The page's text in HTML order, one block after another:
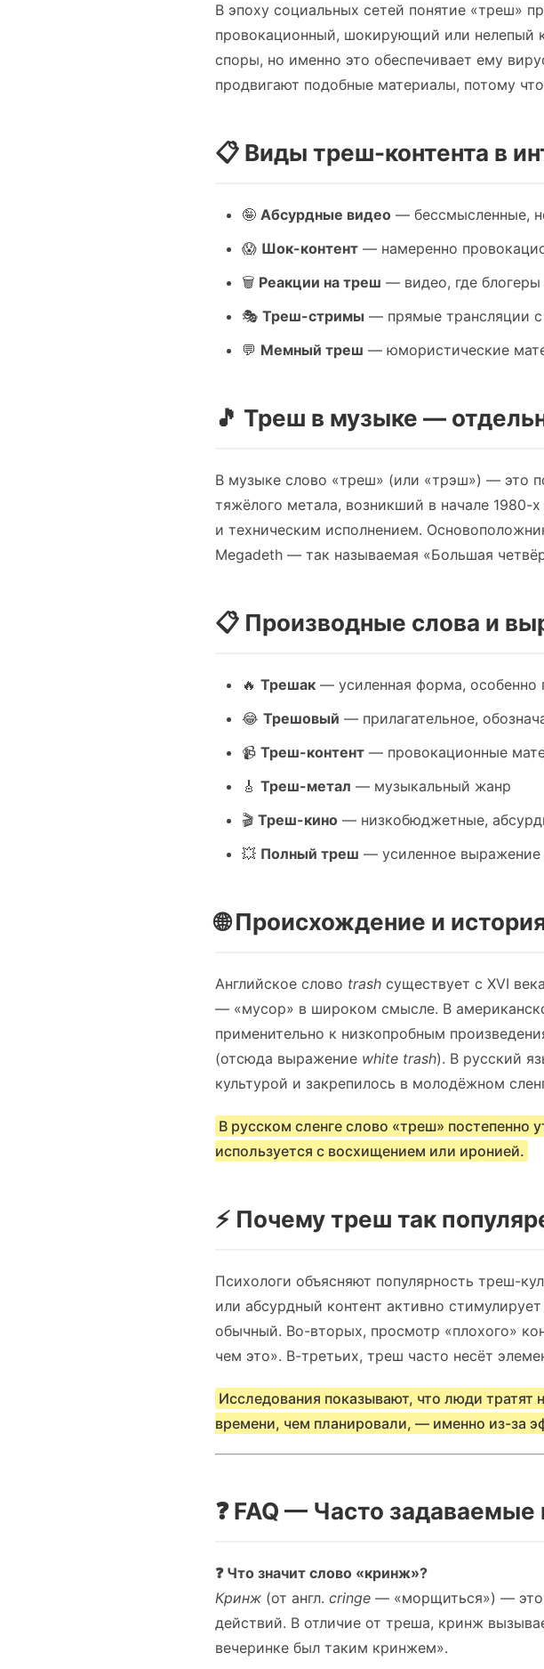
В эпоху социальных сетей понятие «треш»
провокационный, шокирующий или нелепый
споры, но именно это обеспечивает ему
продвигают подобные материалы, потому
📋 Виды треш-контента в
🤪 Абсурдные видео — бессмысленные,
😱 Шок-контент — намеренно
🗑️ Реакции на треш — видео, где
🎭 Треш-стримы — прямые трансляции
💬 Мемный треш — юмористические
🎵 Треш в музыке —
В музыке слово «треш» (или «трэш») — это
тяжёлого метала, возникший в начале 1980-
и техническим исполнением.
Megadeth — так называемая «Большая
📋 Производные слова и
🔥 Трешак — усиленная форма, особенно
😂 Трешовый — прилагательное,
📹 Треш-контент — провокационные
🎸 Треш-метал — музыкальный жанр
🎬 Треш-кино — низкобюджетные,
💥 Полный треш — усиленное выражение
🌐 Происхождение и
Английское слово trash существует с XVI
— «мусор» в широком смысле. В
применительно к низкопробным
(отсюда выражение white trash). В русский
культурой и закрепилось в молодёжном
В русском сленге слово «треш» постепенно
используется с восхищением или иронией.
⚡ Почему треш так
Психологи объясняют популярность треш-
или абсурдный контент активно
обычный. Во-вторых, просмотр «плохого»
чем это». В-третьих, треш часто несёт
Исследования показывают, что люди
времени, чем планировали, — именно из-за
❓ FAQ — Часто
❓ Что значит слово «кринж»?
Кринж (от англ. cringe — «морщиться») — это
действий. В отличие от треша, кринж
вечеринке был таким кринжем».